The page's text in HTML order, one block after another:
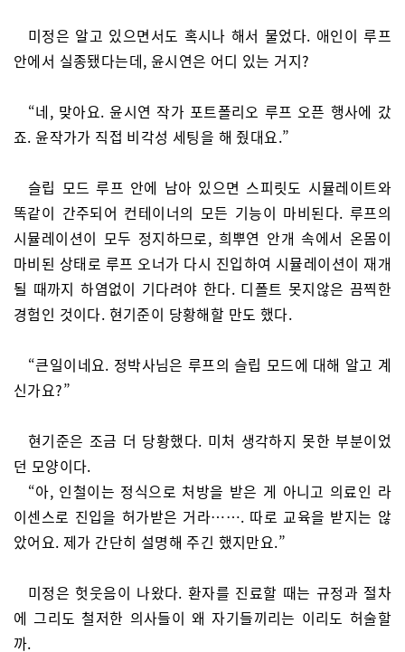
미정은 알고 있으면서도 혹시나 해서 물었다. 애인이 루프
안에서 실종됐다는데, 윤시연은 어디 있는 거지?
“네, 맞아요. 윤시연 작가 포트폴리오 루프 오픈 행사에 갔
죠. 윤작가가 직접 비각성 세팅을 해 줬대요.”
슬립 모드 루프 안에 남아 있으면 스피릿도 시뮬레이트와
똑같이 간주되어 컨테이너의 모든 기능이 마비된다. 루프의
시뮬레이션이 모두 정지하므로, 희뿌연 안개 속에서 온몸이
마비된 상태로 루프 오너가 다시 진입하여 시뮬레이션이 재개
될 때까지 하염없이 기다려야 한다. 디폴트 못지않은 끔찍한
경험인 것이다. 현기준이 당황해할 만도 했다.
“큰일이네요. 정박사님은 루프의 슬립 모드에 대해 알고 계
신가요?”
현기준은 조금 더 당황했다. 미처 생각하지 못한 부분이었
던 모양이다.
“아, 인철이는 정식으로 처방을 받은 게 아니고 의료인 라
이센스로 진입을 허가받은 거라……. 따로 교육을 받지는 않
았어요. 제가 간단히 설명해 주긴 했지만요.”
미정은 헛웃음이 나왔다. 환자를 진료할 때는 규정과 절차
에 그리도 철저한 의사들이 왜 자기들끼리는 이리도 허술할
까.